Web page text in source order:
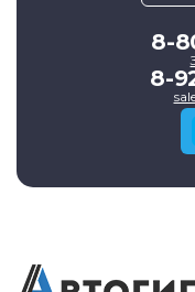
8-
8-